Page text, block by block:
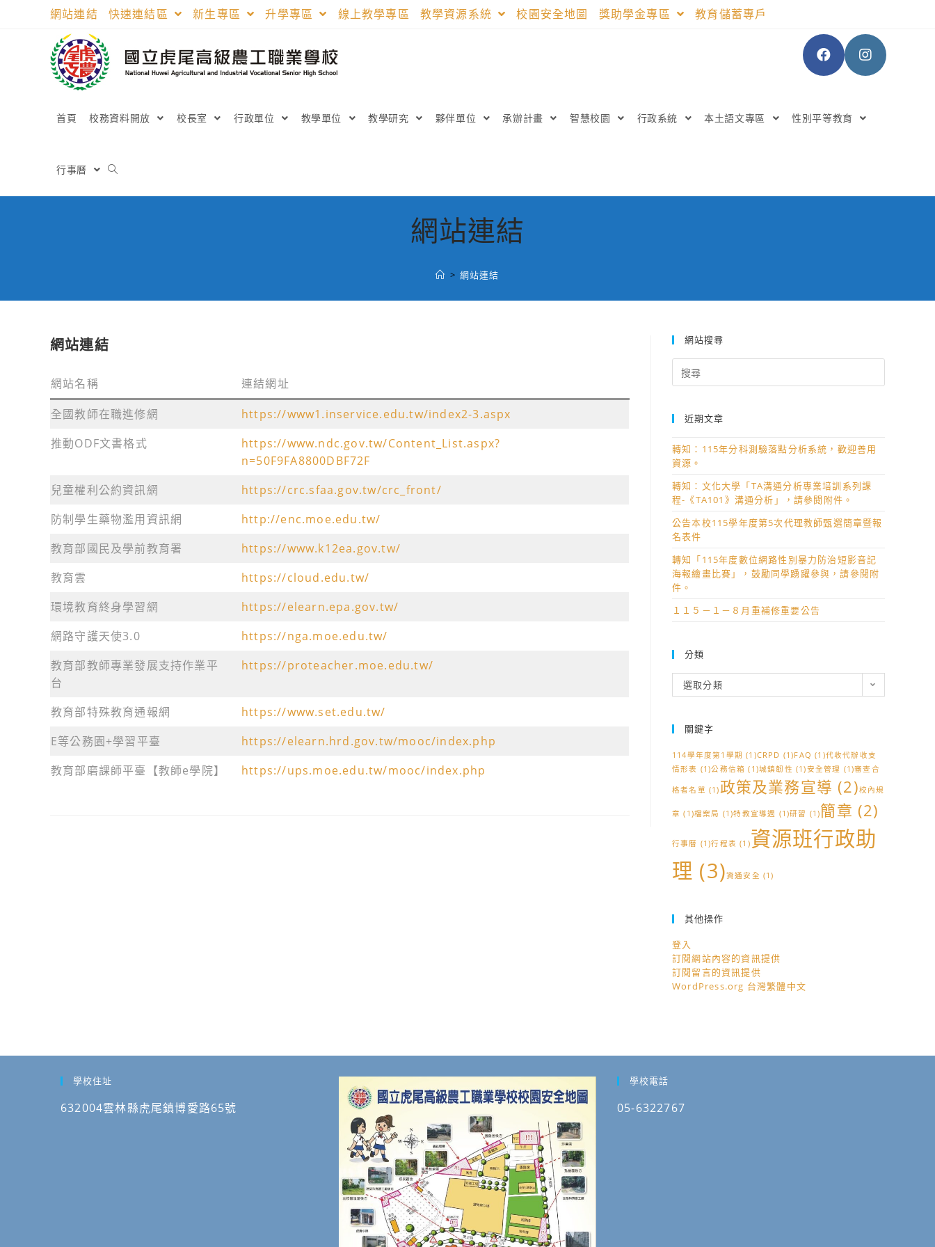
網站連結 快速連結區 新生專區 升學專區 線上教學專區 教學資源系統 校園安全地圖 獎助學金專區 教育儲蓄專戶
首頁 校務資料開放 校長室 行政單位 教學單位 教學研究 夥伴單位 承辦計畫 智慧校園 行政系統 本土語文專區 性別平等教育
行事曆
網站連結
> 網站連結
網站連結
網站名稱
連結網址
全國教師在職進修網
https://www1.inservice.edu.tw/index2-3.aspx
推動ODF文書格式
https://www.ndc.gov.tw/Content_List.aspx?
n=50F9FA8800DBF72F
兒童權利公約資訊網
https://crc.sfaa.gov.tw/crc_front/
防制學生藥物濫用資訊網
http://enc.moe.edu.tw/
教育部國民及學前教育署
https://www.k12ea.gov.tw/
教育雲
https://cloud.edu.tw/
環境教育終身學習網
https://elearn.epa.gov.tw/
網路守護天使3.0
https://nga.moe.edu.tw/
教育部教師專業發展支持作業平
台
https://proteacher.moe.edu.tw/
教育部特殊教育通報網
https://www.set.edu.tw/
E等公務園+學習平臺
https://elearn.hrd.gov.tw/mooc/index.php
教育部磨課師平臺【教師e學院】
https://ups.moe.edu.tw/mooc/index.php
網站搜尋
for:
近期文章
轉知：115年分科測驗落點分析系統，歡迎善用
資源。
轉知：文化大學「TA溝通分析專業培訓系列課
程-《TA101》溝通分析」，請參閱附件。
公告本校115學年度第5次代理教師甄選簡章暨報
名表件
轉知「115年度數位網路性別暴力防治短影音記
海報繪畫比賽」，鼓勵同學踴躍參與，請參閱附
件。
１１５－１－８月重補修重要公告
分類
類
選取分類
關鍵字
114學年度第1學期 (1)CRPD (1)FAQ (1)代收代辦收支
情形表 (1)公務信箱 (1)城鎮韌性 (1)安全管理 (1)審查合
格者名單 (1)政策及業務宣導 (2)校內規
章 (1)檔案局 (1)特教宣導週 (1)研習 (1)簡章 (2)
行事曆 (1)行程表 (1)資源班行政助
理 (3)資通安全 (1)
其他操作
登入
訂閱網站內容的資訊提供
訂閱留言的資訊提供
WordPress.org 台灣繁體中文
學校住址
632004雲林縣虎尾鎮博愛路65號
學校電話
05-6322767